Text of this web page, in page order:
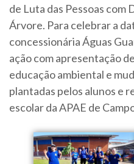
de Luta das Pessoas com
Árvore. Para celebrar a
concessionária Águas
ação com apresentação
educação ambiental e
plantadas pelos alunos e
escolar da APAE de